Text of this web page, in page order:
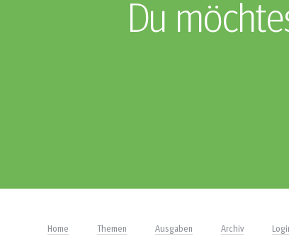
Du
Home Themen Ausgaben Archiv